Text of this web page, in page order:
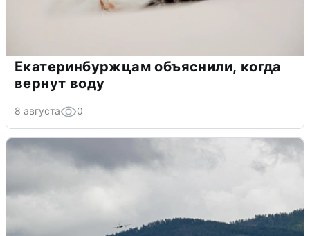
Екатеринбуржцам объяснили, когда
вернут воду
8 августа 0